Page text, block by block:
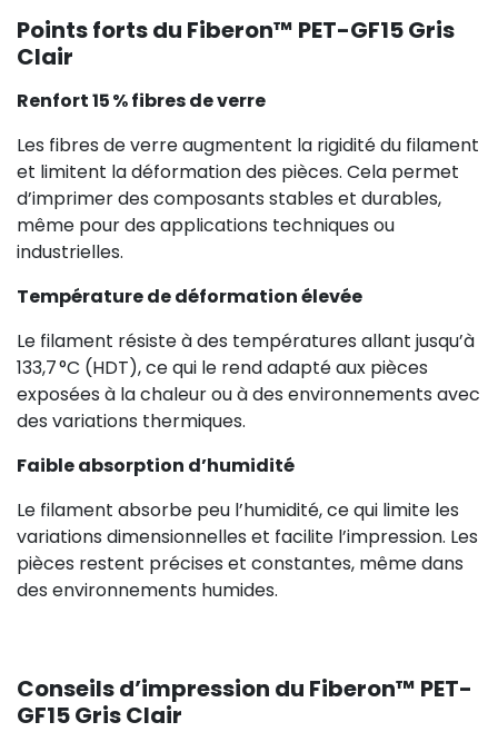
Points forts du Fiberon™ PET-GF15 Gris
Clair
Renfort 15 % fibres de verre
Les fibres de verre augmentent la rigidité du filament
et limitent la déformation des pièces. Cela permet
d’imprimer des composants stables et durables,
même pour des applications techniques ou
industrielles.
Température de déformation élevée
Le filament résiste à des températures allant jusqu’à
133,7 °C (HDT), ce qui le rend adapté aux pièces
exposées à la chaleur ou à des environnements avec
des variations thermiques.
Faible absorption d’humidité
Le filament absorbe peu l’humidité, ce qui limite les
variations dimensionnelles et facilite l’impression. Les
pièces restent précises et constantes, même dans
des environnements humides.
Conseils d’impression du Fiberon™ PET-
GF15 Gris Clair